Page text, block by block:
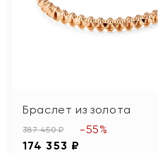
Браслет из золота
387 450 ₽
174 353 ₽
-55%